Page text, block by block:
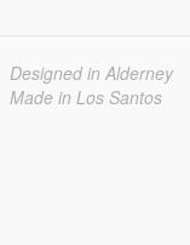
Designed in Alderney
Made in Los Santos